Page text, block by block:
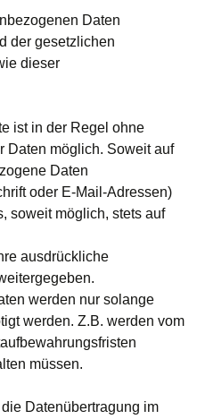
Daten
der gesetzlichen
dieser
ist in der Regel ohne
Daten möglich. Soweit auf
Daten
oder E-Mail-Adressen)
soweit möglich, stets auf
ausdrückliche
werden nur solange
werden. Z.B. werden vom
müssen.
Datenübertragung im